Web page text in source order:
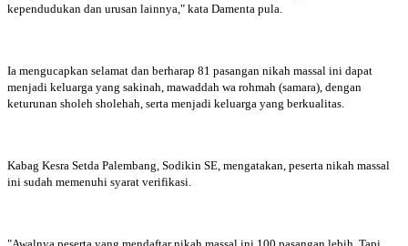
kependudukan dan urusan lainnya," kata Damenta pula.
Ia mengucapkan selamat dan berharap 81 pasangan nikah massal ini dapat
menjadi keluarga yang sakinah, mawaddah wa rohmah (samara), dengan
keturunan sholeh sholehah, serta menjadi keluarga yang berkualitas.
Kabag Kesra Setda Palembang, Sodikin SE, mengatakan, peserta nikah massal
ini sudah memenuhi syarat verifikasi.